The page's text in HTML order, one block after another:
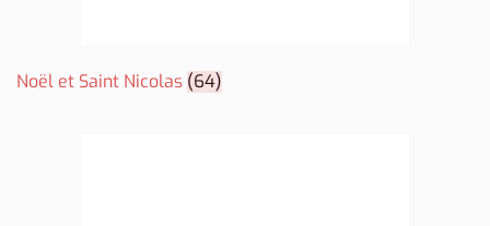
Noël et Saint Nicolas (64)